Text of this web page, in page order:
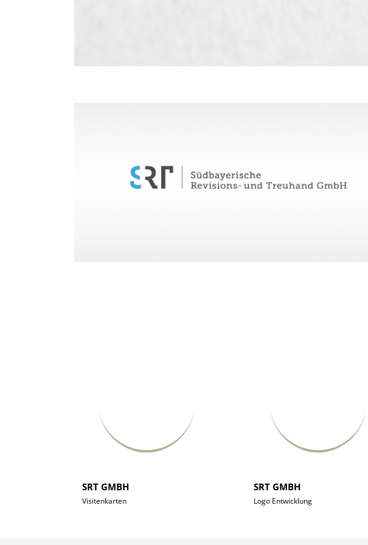
SRT GMBH
Visitenkarten
SRT GMBH
Logo Entwicklung